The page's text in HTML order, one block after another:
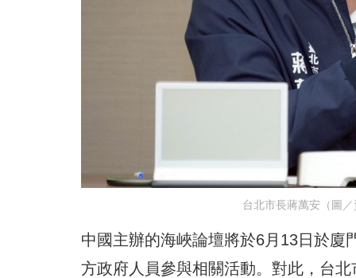
台北市長蔣萬安（圖
中國主辦的海峽論壇將於6月13日於廈
方政府人員參與相關活動。對此，台